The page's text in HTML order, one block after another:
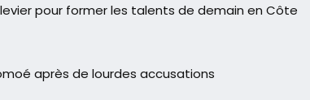
pour former les talents de demain en Côte
après de lourdes accusations